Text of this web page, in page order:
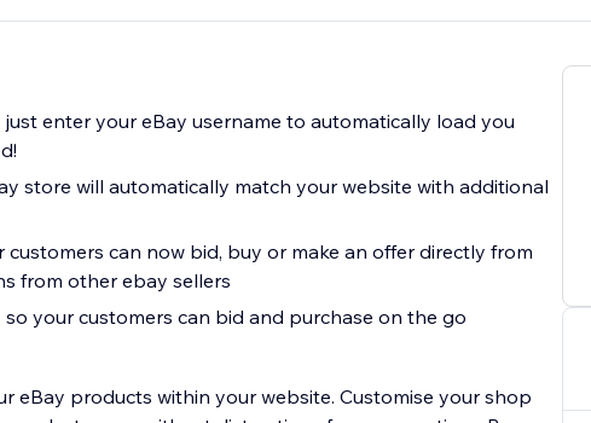
just enter your eBay username to automatically load you
store will automatically match your website with additional
customers can now bid, buy or make an offer directly from
from other ebay sellers
so your customers can bid and purchase on the go
eBay products within your website. Customise your shop